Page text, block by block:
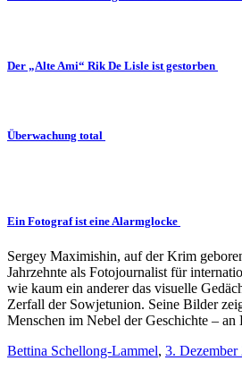
Der „Alte Ami“ Rik De Lisle ist gestorben
Überwachung total
Ein Fotograf ist eine Alarmglocke
Sergey Maximishin, auf der Krim
Jahrzehnte als Fotojournalist für
wie kaum ein anderer das visuelle
Zerfall der Sowjetunion. Seine Bilder
Menschen im Nebel der Geschichte –
Bettina Schellong-Lammel, 3. Dezember